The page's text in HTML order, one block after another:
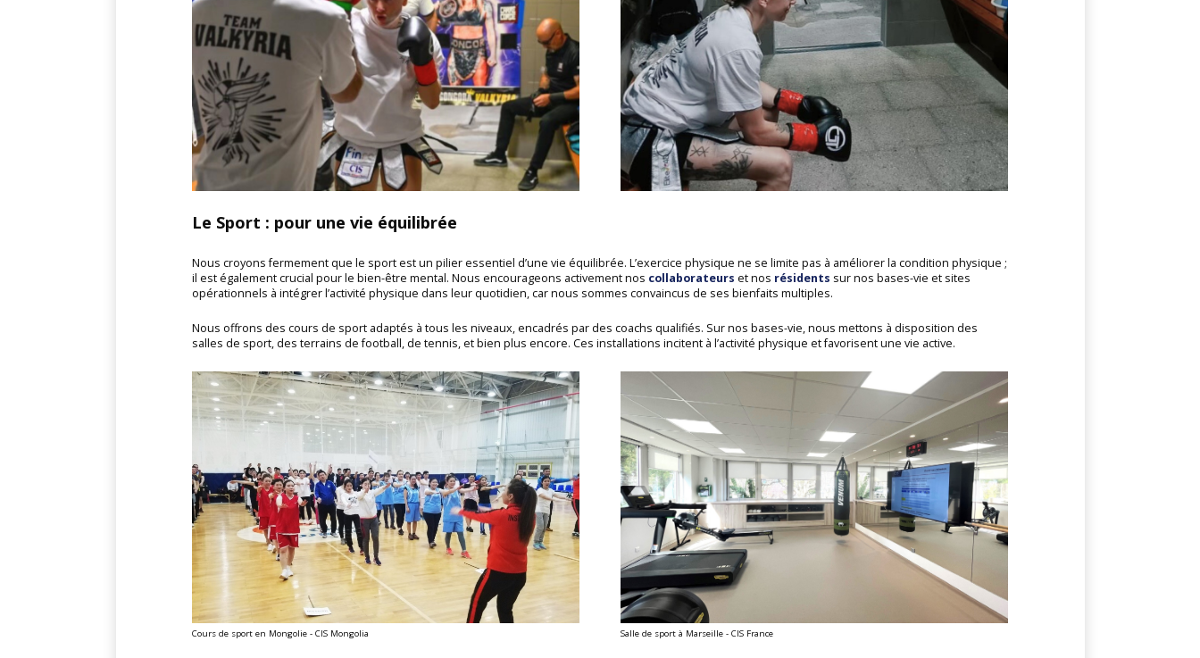
Le Sport : pour une vie équilibrée
Nous croyons fermement que le sport est un pilier essentiel d’une vie équilibrée. L’exercice physique ne se limite pas à améliorer la condition physique ;
il est également crucial pour le bien-être mental. Nous encourageons activement nos collaborateurs et nos résidents sur nos bases-vie et sites
opérationnels à intégrer l’activité physique dans leur quotidien, car nous sommes convaincus de ses bienfaits multiples.
Nous offrons des cours de sport adaptés à tous les niveaux, encadrés par des coachs qualifiés. Sur nos bases-vie, nous mettons à disposition des
salles de sport, des terrains de football, de tennis, et bien plus encore. Ces installations incitent à l’activité physique et favorisent une vie active.
Cours de sport en Mongolie - CIS Mongolia Salle de sport à Marseille - CIS France